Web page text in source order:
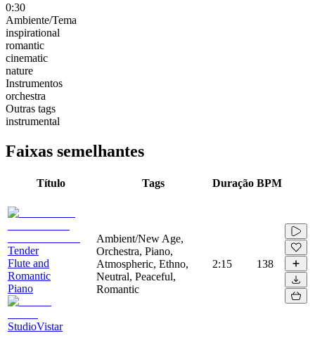
0:30
Ambiente/Tema
inspirational
romantic
cinematic
nature
Instrumentos
orchestra
Outras tags
instrumental
Faixas semelhantes
Título Tags Duração BPM
Tender
Flute and
Romantic
Piano
StudioVistar
Ambient/New Age,
Orchestra, Piano,
Atmospheric, Ethno,
Neutral, Peaceful,
Romantic
2:15 138